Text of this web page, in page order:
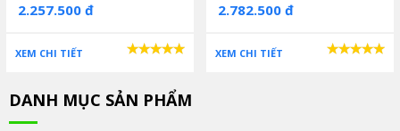
2.257.500 đ
XEM CHI TIẾT
2.782.500 đ
XEM CHI TIẾT
DANH MỤC SẢN PHẨM